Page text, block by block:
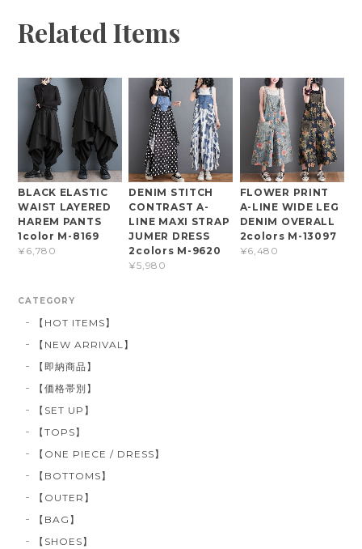
Related Items
BLACK ELASTIC
WAIST LAYERED
HAREM PANTS
1color M-8169
¥6,780
DENIM STITCH
CONTRAST A-
LINE MAXI STRAP
JUMER DRESS
2colors M-9620
¥5,980
FLOWER PRINT
A-LINE WIDE LEG
DENIM OVERALL
2colors M-13097
¥6,480
CATEGORY
【HOT ITEMS】
【NEW ARRIVAL】
【即納商品】
【価格帯別】
【SET UP】
【TOPS】
【ONE PIECE / DRESS】
【BOTTOMS】
【OUTER】
【BAG】
【SHOES】